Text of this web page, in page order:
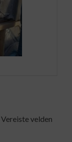
Vereiste velden